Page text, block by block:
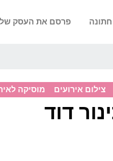
פרסם את העסק
צילום אירועים מוסיקה
דוד